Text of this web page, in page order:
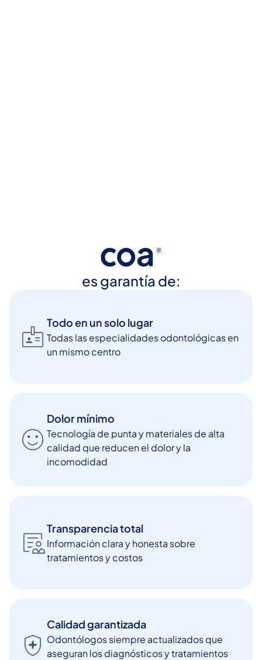
es garantía de:
Todo en un solo lugar
Todas las especialidades odontológicas en
un mismo centro
Dolor mínimo
Tecnología de punta y materiales de alta
calidad que reducen el dolor y la
incomodidad
Transparencia total
Información clara y honesta sobre
tratamientos y costos
Calidad garantizada
Odontólogos siempre actualizados que
aseguran los diagnósticos y tratamientos